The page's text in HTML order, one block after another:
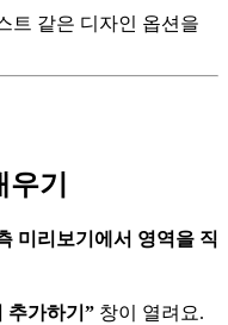
트 같은 디자인 옵션을
기
미리보기에서 영역을 직
추가하기” 창이 열려요.